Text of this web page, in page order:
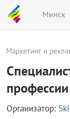
Минск
Маркетинг и
профессии
Организатор: